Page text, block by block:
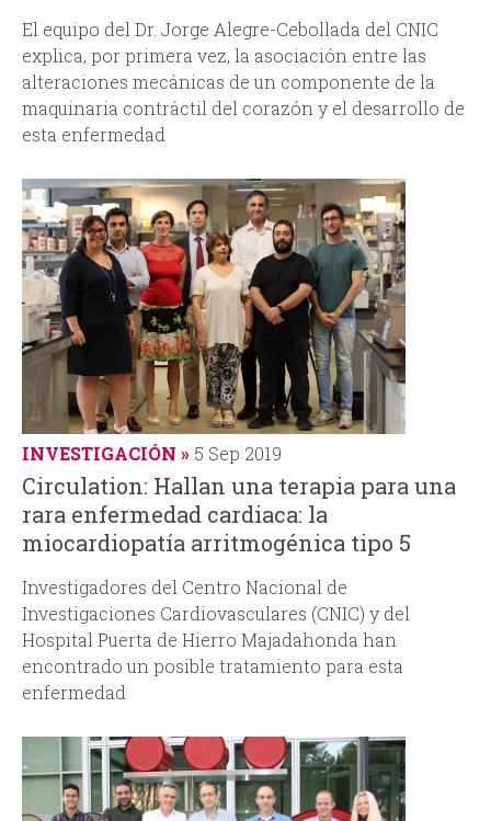
El equipo del Dr. Jorge Alegre-Cebollada del CNIC
explica, por primera vez, la asociación entre las
alteraciones mecánicas de un componente de la
maquinaria contráctil del corazón y el desarrollo de
esta enfermedad
INVESTIGACIÓN 5 Sep 2019
Circulation: Hallan una terapia para una
rara enfermedad cardiaca: la
miocardiopatía arritmogénica tipo 5
Investigadores del Centro Nacional de
Investigaciones Cardiovasculares (CNIC) y del
Hospital Puerta de Hierro Majadahonda han
encontrado un posible tratamiento para esta
enfermedad